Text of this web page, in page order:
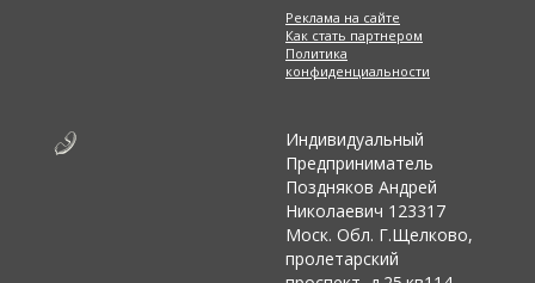
Реклама на сайте
Как стать партнером
Политика
конфиденциальности
Индивидуальный
Предприниматель
Поздняков Андрей
Николаевич 123317
Моск. Обл. Г.Щелково,
пролетарский